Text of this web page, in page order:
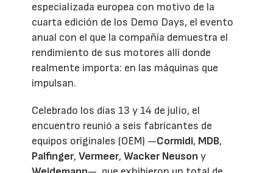
especializada europea con motivo de la
cuarta edición de los Demo Days, el evento
anual con el que la compañía demuestra el
rendimiento de sus motores allí donde
realmente importa: en las máquinas que
impulsan.
Celebrado los días 13 y 14 de julio, el
encuentro reunió a seis fabricantes de
equipos originales (OEM) —Cormidi, MDB,
Palfinger,Vermeer,Wacker Neuson y